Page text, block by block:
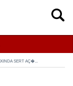
SERT AÇ�...